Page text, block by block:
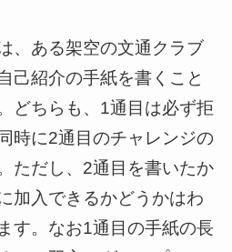
、ある架空の文通クラブ
己紹介の手紙を書くこと
どちらも、1通目は必ず拒
時に2通目のチャレンジの
ただし、2通目を書いたか
加入できるかどうかはわ
す。なお1通目の手紙の長